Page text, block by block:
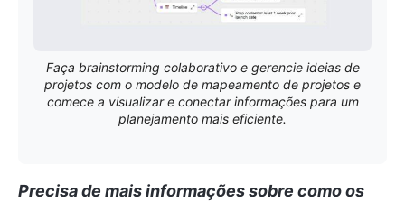
Faça brainstorming colaborativo e gerencie ideias de
projetos com o modelo de mapeamento de projetos e
comece a visualizar e conectar informações para um
planejamento mais eficiente.
Precisa de mais informações sobre como os